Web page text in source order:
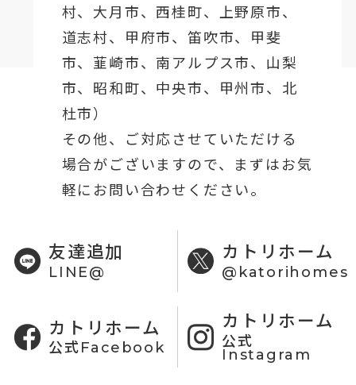
村、 大月市、西桂町、上野原市、
道志村、 甲府市、笛吹市、甲斐
市、韮崎市、南アルプス市、山梨
市、昭和町、中央市、甲州市、北
杜市）
その他、ご対応させていただける
場合がございますので、まずはお気
軽にお問い合わせください。
友達追加
LINE@
カトリホーム
@katorihomes
カトリホーム
公式Facebook
カトリホーム
公式
Instagram